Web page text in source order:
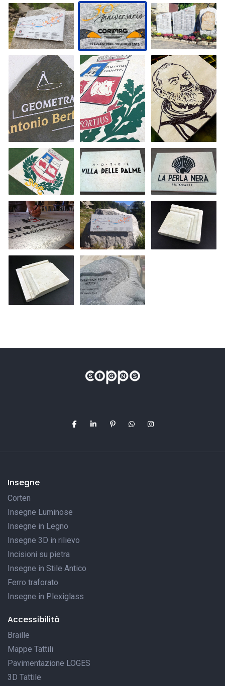
Insegne
Corten
Insegne Luminose
Insegne in Legno
Insegne 3D in rilievo
Incisioni su pietra
Insegne in Stile Antico
Ferro traforato
Insegne in Plexiglass
Accessibilità
Braille
Mappe Tattili
Pavimentazione LOGES
3D Tattile